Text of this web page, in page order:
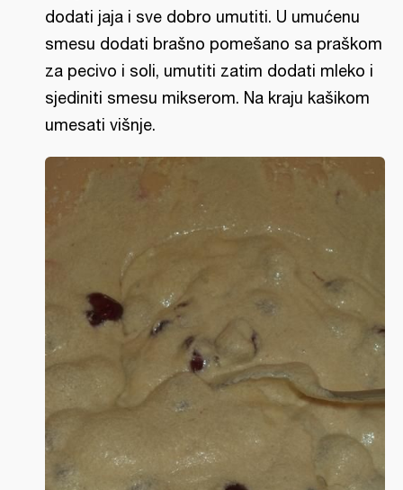
dodati jaja i sve dobro umutiti. U umućenu
smesu dodati brašno pomešano sa praškom
za pecivo i soli, umutiti zatim dodati mleko i
sjediniti smesu mikserom. Na kraju kašikom
umesati višnje.